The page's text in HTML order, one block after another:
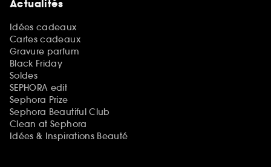
Actualités
Idées cadeaux
Cartes cadeaux
Gravure parfum
Black Friday
Soldes
SEPHORA edit
Sephora Prize
Sephora Beautiful Club
Clean at Sephora
Idées & Inspirations Beauté